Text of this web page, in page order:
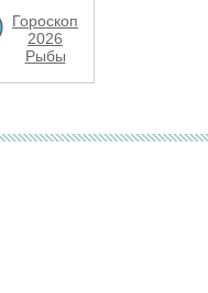
Гороскоп
2026
Рыбы